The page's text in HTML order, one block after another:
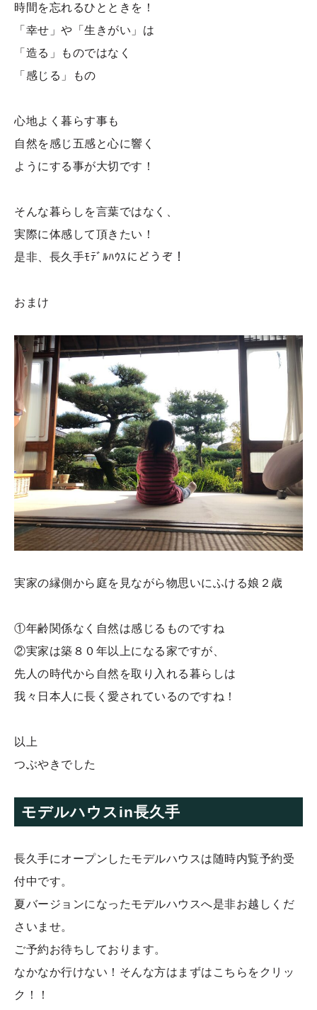
時間を忘れるひとときを！
「幸せ」や「生きがい」は
「造る」ものではなく
「感じる」もの
心地よく暮らす事も
自然を感じ五感と心に響く
ようにする事が大切です！
そんな暮らしを言葉ではなく、
実際に体感して頂きたい！
是非、長久手ﾓﾃﾞﾙﾊｳｽにどうぞ！
おまけ
実家の縁側から庭を見ながら物思いにふける娘２歳
①年齢関係なく自然は感じるものですね
②実家は築８０年以上になる家ですが、
先人の時代から自然を取り入れる暮らしは
我々日本人に長く愛されているのですね！
以上
つぶやきでした
モデルハウスin長久手
長久手にオープンしたモデルハウスは随時内覧予約受
付中です。
夏バージョンになったモデルハウスへ是非お越しくだ
さいませ。
ご予約お待ちしております。
なかなか行けない！そんな方はまずはこちらをクリッ
ク！！